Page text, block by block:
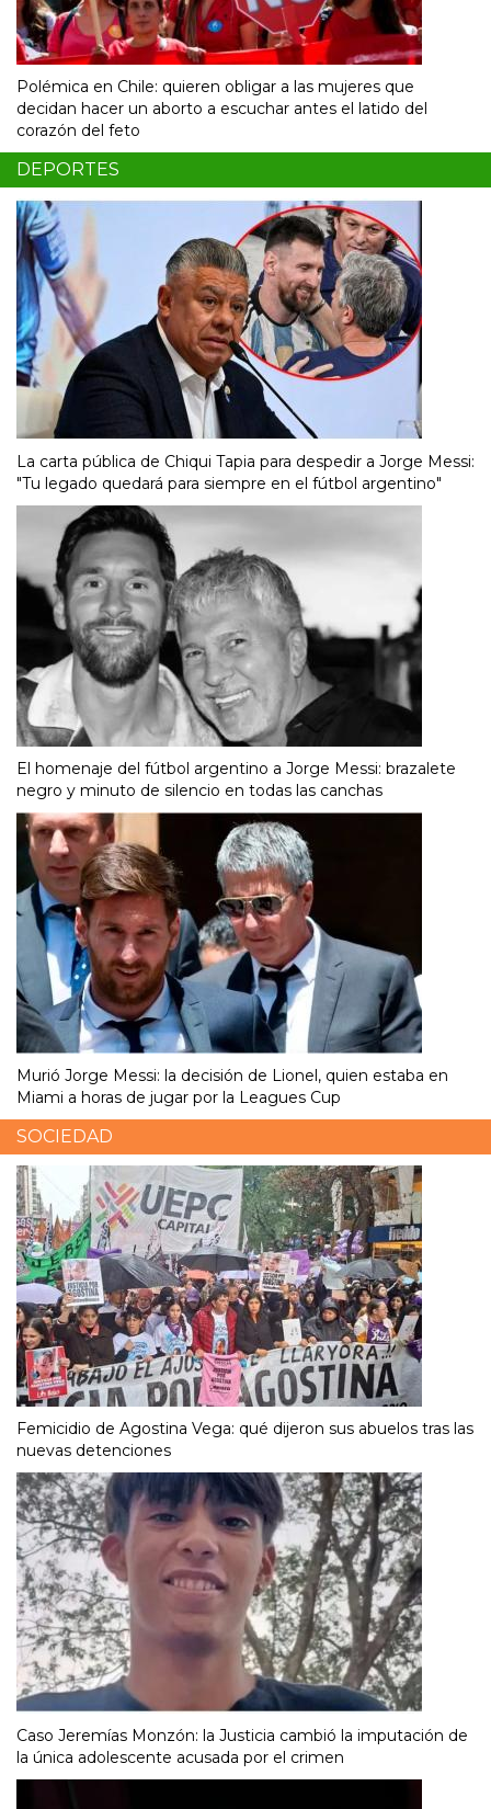
Polémica en Chile: quieren obligar a las mujeres que
decidan hacer un aborto a escuchar antes el latido del
corazón del feto
DEPORTES
La carta pública de Chiqui Tapia para despedir a Jorge Messi:
"Tu legado quedará para siempre en el fútbol argentino"
El homenaje del fútbol argentino a Jorge Messi: brazalete
negro y minuto de silencio en todas las canchas
Murió Jorge Messi: la decisión de Lionel, quien estaba en
Miami a horas de jugar por la Leagues Cup
SOCIEDAD
Femicidio de Agostina Vega: qué dijeron sus abuelos tras las
nuevas detenciones
Caso Jeremías Monzón: la Justicia cambió la imputación de
la única adolescente acusada por el crimen